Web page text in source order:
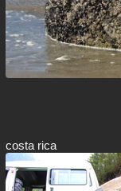
costa rica